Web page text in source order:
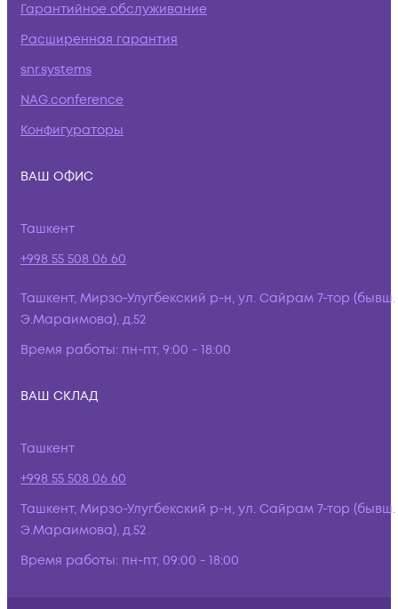
Гарантийное обслуживание
Расширенная гарантия
snr.systems
NAG.conference
Конфигураторы
ВАШ ОФИС
Ташкент
+998 55 508 06 60
Ташкент, Мирзо-Улугбекский р-н, ул. Сайрам 7-тор (бывш.
Э.Мараимова), д.52
Время работы: пн-пт, 9:00 - 18:00
ВАШ СКЛАД
Ташкент
+998 55 508 06 60
Ташкент, Мирзо-Улугбекский р-н, ул. Сайрам 7-тор (бывш.
Э.Мараимова), д.52
Время работы: пн-пт, 09:00 - 18:00